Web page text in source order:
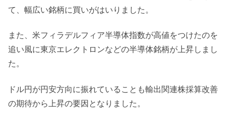
て、幅広い銘柄に買いがはいりました。
また、米フィラデルフィア半導体指数が高値をつけたのを
追い風に東京エレクトロンなどの半導体銘柄が上昇しまし
た。
ドル円が円安方向に振れていることも輸出関連株採算改善
の期待から上昇の要因となりました。